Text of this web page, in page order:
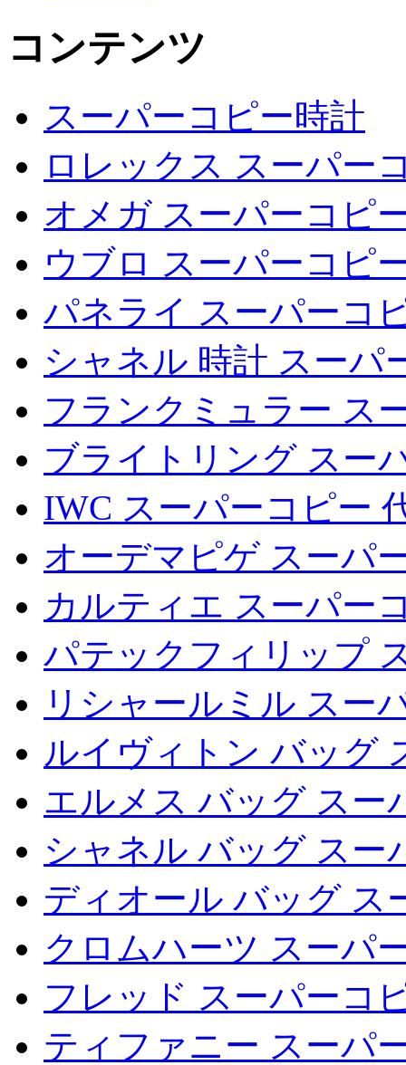
コンテンツ
スーパーコピー時計
ロレックス スーパー
オメガ スーパーコピ
ウブロ スーパーコピ
パネライ スーパーコ
シャネル 時計 スーパ
フランクミュラー ス
ブライトリング スー
IWC スーパーコピー
オーデマピゲ スーパ
カルティエ スーパー
パテックフィリップ
リシャールミル スー
ルイヴィトン バッグ
エルメス バッグ スー
シャネル バッグ スー
ディオール バッグ ス
クロムハーツ スーパ
フレッド スーパーコ
ティファニー スーパ